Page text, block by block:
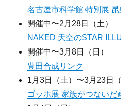
名古屋市科学館 特別展
開催中〜2月28日（土）
NAKED 天空のSTAR
開催中〜3月8日（日）
豊田合成リンク
1月3日（土）〜3月23日（
ゴッホ展 家族がつないだ